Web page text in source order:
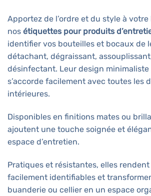
Apportez de l’ordre et du style à
nos étiquettes pour produits
identifier vos bouteilles et bocaux de
détachant, dégraissant,
désinfectant. Leur design minimaliste
s’accorde facilement avec toutes les
intérieures.
Disponibles en finitions mates ou
ajoutent une touche soignée et
espace d’entretien.
Pratiques et résistantes, elles
facilement identifiables et
buanderie ou cellier en un espace